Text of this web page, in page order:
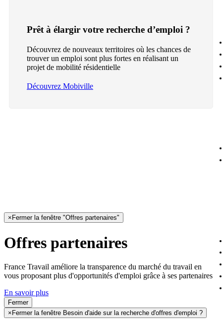
Prêt à élargir votre recherche d’emploi ?
Découvrez de nouveaux territoires où les chances de
trouver un emploi sont plus fortes en réalisant un
projet de mobilité résidentielle
Découvrez Mobiville
× Fermer la fenêtre "Offres partenaires"
Offres partenaires
France Travail améliore la transparence du marché du travail en
vous proposant plus d'opportunités d'emploi grâce à ses partenaires
En savoir plus
Fermer
× Fermer la fenêtre Besoin d'aide sur la recherche d'offres d'emploi ?